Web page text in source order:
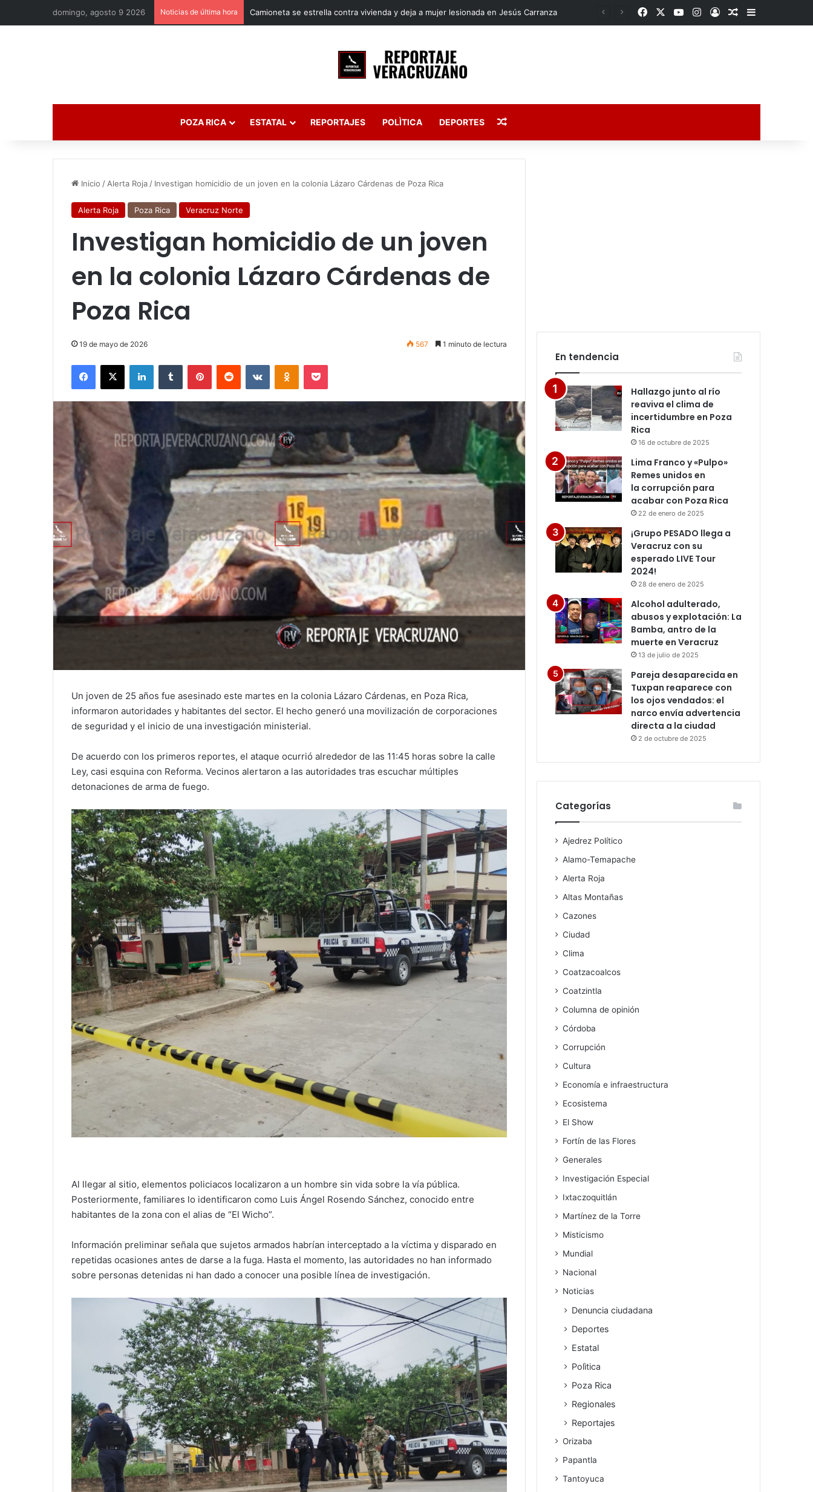
domingo, agosto 9 2026 Noticias de última hora FacebookYouTubeInstagram
AccesoPublicación al
Barra lateral
POZA RICA ESTATAL REPORTAJES POLÌTICA DEPORTES Publicación al azar
Inicio / Alerta Roja / Investigan homicidio de un joven en la colonia Lázaro Cárdenas de Poza Rica
Alerta Roja Poza Rica Veracruz Norte
Investigan homicidio de un joven
en la colonia Lázaro Cárdenas de
Poza Rica
19 de mayo de 2026 567 1 minuto de lectura
Facebook
X LinkedInTumblr PinterestReddit VKontakteOdnoklassniki
Pocket
Un joven de 25 años fue asesinado este martes en la colonia Lázaro Cárdenas, en Poza Rica,
informaron autoridades y habitantes del sector. El hecho generó una movilización de corporaciones
de seguridad y el inicio de una investigación ministerial.
De acuerdo con los primeros reportes, el ataque ocurrió alrededor de las 11:45 horas sobre la calle
Ley, casi esquina con Reforma. Vecinos alertaron a las autoridades tras escuchar múltiples
detonaciones de arma de fuego.
Al llegar al sitio, elementos policiacos localizaron a un hombre sin vida sobre la vía pública.
Posteriormente, familiares lo identificaron como Luis Ángel Rosendo Sánchez, conocido entre
habitantes de la zona con el alias de “El Wicho”.
Información preliminar señala que sujetos armados habrían interceptado a la víctima y disparado en
repetidas ocasiones antes de darse a la fuga. Hasta el momento, las autoridades no han informado
sobre personas detenidas ni han dado a conocer una posible línea de investigación.
En tendencia
Hallazgo junto al río
reaviva el clima de
incertidumbre en Poza
Rica
16 de octubre de 2025
Lima Franco y «Pulpo»
Remes unidos en
la corrupción para
acabar con Poza Rica
22 de enero de 2025
¡Grupo PESADO llega a
Veracruz con su
esperado LIVE Tour
2024!
28 de enero de 2025
Alcohol adulterado,
abusos y explotación: La
Bamba, antro de la
muerte en Veracruz
13 de julio de 2025
Pareja desaparecida en
Tuxpan reaparece con
los ojos vendados: el
narco envía advertencia
directa a la ciudad
2 de octubre de 2025
Categorías
Ajedrez Político
Alamo-Temapache
Alerta Roja
Altas Montañas
Cazones
Ciudad
Clima
Coatzacoalcos
Coatzintla
Columna de opinión
Córdoba
Corrupción
Cultura
Economía e infraestructura
Ecosistema
El Show
Fortín de las Flores
Generales
Investigación Especial
Ixtaczoquitlán
Martínez de la Torre
Misticismo
Mundial
Nacional
Noticias
Denuncia ciudadana
Deportes
Estatal
Polìtica
Poza Rica
Regionales
Reportajes
Orizaba
Papantla
Tantoyuca